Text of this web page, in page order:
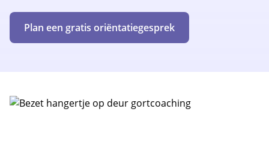
Plan een gratis oriëntatiegesprek